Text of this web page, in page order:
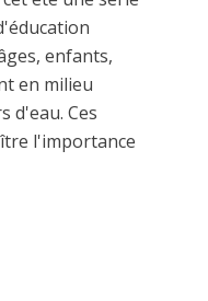
enfants,
en milieu
d'eau. Ces
l'importance